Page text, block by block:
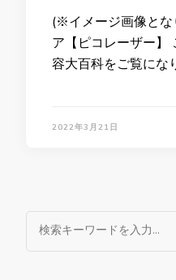
(※イメージ画像とな
ア【ピコレーザー】
容大百科をご覧にな
2022年3月21日
な
に